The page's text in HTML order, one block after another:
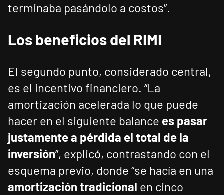
terminaba pasándolo a costos”.
Los beneficios del RIMI
El segundo punto, considerado central,
es el incentivo financiero. “La
amortización acelerada lo que puede
hacer en el siguiente balance es pasar
justamente a pérdida el total de la
inversión”, explicó, contrastando con el
esquema previo, donde “se hacía en una
amortización tradicional en cinco